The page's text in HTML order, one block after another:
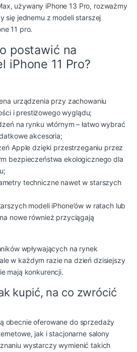
, używany iPhone 13 Pro, rozważmy
się jednemu z modeli starszej
11 pro.
postawić na
iPhone 11 Pro?
urządzenia przy zachowaniu
i prestiżowego wyglądu;
na rynku wtórnym – łatwo wybrać
akcesoria;
Apple dzięki przestrzeganiu przez
bezpieczeństwa ekologicznego dla
techniczne nawet w starszych
modeli iPhone’ów w ratach lub
nowe również przyciągają
wpływających na rynek
w każdym razie na dzień dzisiejszy
mają konkurencji.
kupić, na co zwrócić
obecnie oferowane do sprzedaży
jak i stacjonarne salony
wystarczy wymienić takich